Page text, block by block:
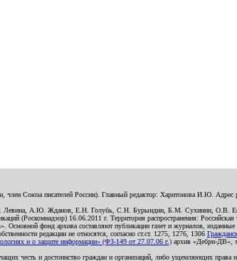
Союза писателей России). Главный редактор: Харитонова И.Ю. Адрес
Левина, А.Ю. Жданов, Е.Н. Голубь, С.Н. Бурындин, Б.М. Сухинин, О.В.
(Роскомнадзор) 16.06.2011 г. Территория распространения:
Основной фонд архива составляют публикации газет и журналов,
редакции не относятся, согласно ст.ст. 1275, 1276, 1306
и о защите информации» (ФЗ-149 от 27.07.06 г.) архив «Дебри-ДВ»,
честь и достоинство граждан и организаций, либо ущемляющих права